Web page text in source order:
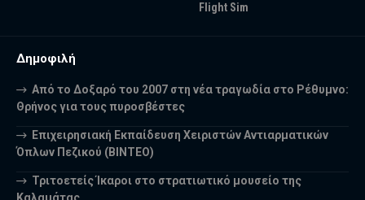
Flight Sim
Δημοφιλή
Από το Δοξαρό του 2007 στη νέα τραγωδία στο Ρέθυμνο:
Θρήνος για τους πυροσβέστες
Επιχειρησιακή Εκπαίδευση Χειριστών Αντιαρματικών
Όπλων Πεζικού (ΒΙΝΤΕΟ)
Τριτοετείς Ίκαροι στο στρατιωτικό μουσείο της